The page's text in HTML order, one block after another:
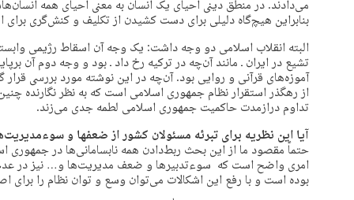
می‌دادند. در منطق دینی احیای یک انسان به معنی احیای همه
بنابراین هیچ‌گاه دلیلی برای دست کشیدن از تکلیف و کنش‌گری برای
البته انقلاب اسلامی دو وجه داشت: یک وجه آن اسقاط رژیمی
تشیع در ایران ـ مانند آن‌چه در ترکیه رخ داد ـ بود و وجه دوم آن
آموزه‌های قرآنی و روایی بود. آن‌چه در این نوشته مورد بررسی
از رهگذر استقرار نظام جمهوری اسلامی است که به نظر نگارنده
تداوم درازمدت حاکمیت جمهوری اسلامی لطمه جدی می‌زند.
آیا این نظریه برای تبرئه مسئولان کشور از ضعفها و
حتماً مقصود ما از این بحث ربط‌دادن همه نابسامانی‌ها در جمهوری
امری واضح است که سوءتدبیرها و ضعف مدیریت‌ها و… نیز در
بوده است و با رفع این اشکالات می‌توان وسع و توان نظام را برای